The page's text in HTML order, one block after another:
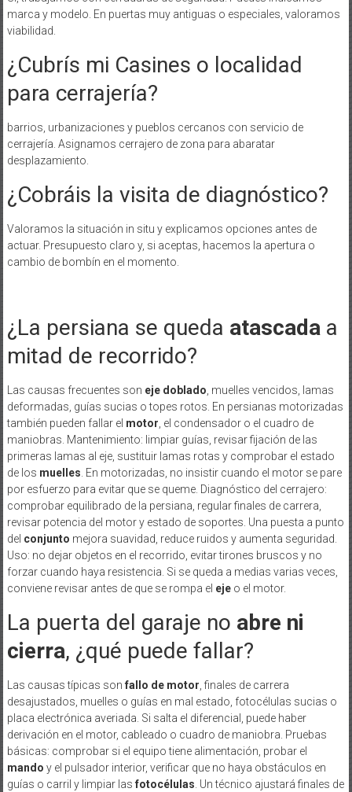
marca y modelo. En puertas muy antiguas o especiales, valoramos
viabilidad.
¿Cubrís mi Casines o localidad
para cerrajería?
barrios, urbanizaciones y pueblos cercanos con servicio de
cerrajería. Asignamos cerrajero de zona para abaratar
desplazamiento.
¿Cobráis la visita de diagnóstico?
Valoramos la situación in situ y explicamos opciones antes de
actuar. Presupuesto claro y, si aceptas, hacemos la apertura o
cambio de bombín en el momento.
¿La persiana se queda atascadaa
mitad de recorrido?
Las causas frecuentes son eje doblado , muelles vencidos, lamas
deformadas, guías sucias o topes rotos. En persianas motorizadas
también pueden fallar el motor , el condensador o el cuadro de
maniobras. Mantenimiento: limpiar guías, revisar fijación de las
primeras lamas al eje, sustituir lamas rotas y comprobar el estado
de los muelles . En motorizadas, no insistir cuando el motor se pare
por esfuerzo para evitar que se queme. Diagnóstico del cerrajero:
comprobar equilibrado de la persiana, regular finales de carrera,
revisar potencia del motor y estado de soportes. Una puesta a punto
del conjunto mejora suavidad, reduce ruidos y aumenta seguridad.
Uso: no dejar objetos en el recorrido, evitar tirones bruscos y no
forzar cuando haya resistencia. Si se queda a medias varias veces,
conviene revisar antes de que se rompa el ejeo el motor.
La puerta del garaje no abre ni
cierra, ¿qué puede fallar?
Las causas típicas son fallo de motor , finales de carrera
desajustados, muelles o guías en mal estado, fotocélulas sucias o
placa electrónica averiada. Si salta el diferencial, puede haber
derivación en el motor, cableado o cuadro de maniobra. Pruebas
básicas: comprobar si el equipo tiene alimentación, probar el
mando y el pulsador interior, verificar que no haya obstáculos en
guías o carril y limpiar las fotocélulas . Un técnico ajustará finales de